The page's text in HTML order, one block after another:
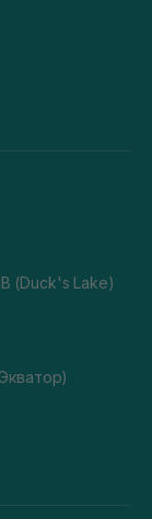
(Duck's Lake)